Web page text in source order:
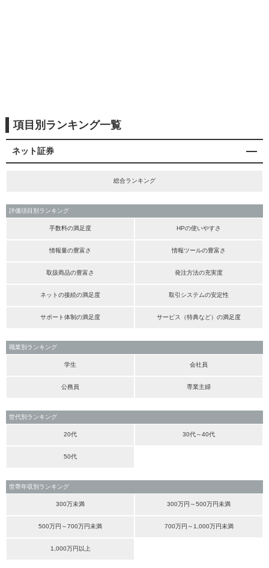
項目別ランキング一覧
ネット証券
総合ランキング
評価項目別ランキング
手数料の満足度 HPの使いやすさ
情報量の豊富さ 情報ツールの豊富さ
取扱商品の豊富さ 発注方法の充実度
ネットの接続の満足度 取引システムの安定性
サポート体制の満足度 サービス（特典など）の満足度
職業別ランキング
学生 会社員
公務員 専業主婦
世代別ランキング
20代 30代～40代
50代
世帯年収別ランキング
300万未満 300万円～500万円未満
500万円～700万円未満 700万円～1,000万円未満
1,000万円以上